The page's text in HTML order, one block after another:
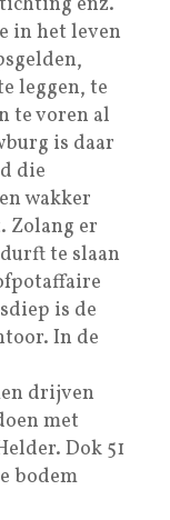
in het leven
leggen, te
te voren al
is daar
die
wakker
Zolang er
te slaan
is de
In de
drijven
met
Dok 51
bodem